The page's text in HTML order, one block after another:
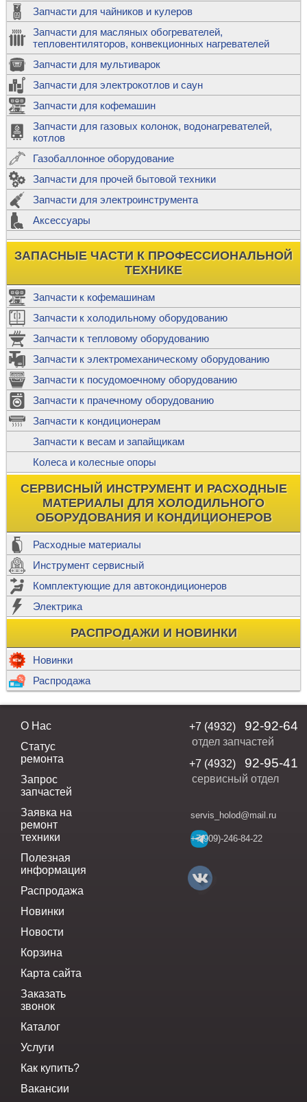
Запчасти для чайников и кулеров
Запчасти для масляных обогревателей,
тепловентиляторов, конвекционных нагревателей
Запчасти для мультиварок
Запчасти для электрокотлов и саун
Запчасти для кофемашин
Запчасти для газовых колонок, водонагревателей,
котлов
Газобаллонное оборудование
Запчасти для прочей бытовой техники
Запчасти для электроинструмента
Аксессуары
ЗАПАСНЫЕ ЧАСТИ К ПРОФЕССИОНАЛЬНОЙ
ТЕХНИКЕ
Запчасти к кофемашинам
Запчасти к холодильному оборудованию
Запчасти к тепловому оборудованию
Запчасти к электромеханическому оборудованию
Запчасти к посудомоечному оборудованию
Запчасти к прачечному оборудованию
Запчасти к кондиционерам
Запчасти к весам и запайщикам
Колеса и колесные опоры
СЕРВИСНЫЙ ИНСТРУМЕНТ И РАСХОДНЫЕ
МАТЕРИАЛЫ ДЛЯ ХОЛОДИЛЬНОГО
ОБОРУДОВАНИЯ И КОНДИЦИОНЕРОВ
Расходные материалы
Инструмент сервисный
Комплектующие для автокондиционеров
Электрика
РАСПРОДАЖИ И НОВИНКИ
Новинки
Распродажа
О Нас
Статус
ремонта
Запрос
запчастей
Заявка на
ремонт
техники
Полезная
информация
Распродажа
Новинки
Новости
Корзина
Карта сайта
Заказать
звонок
Каталог
Услуги
Как купить?
Вакансии
+7 (4932) 92-92-64
отдел запчастей
+7 (4932)
92-95-41
сервисный отдел
servis_holod@mail.ru
+7(909)-246-84-22